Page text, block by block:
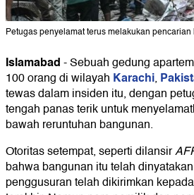
Petugas penyelamat terus melakukan
Islamabad-Sebuah gedung
100 orang di wilayah Karachi,
tewas dalam insiden itu, dengan
tengah panas terik untuk
bawah reruntuhan bangunan.
Otoritas setempat, seperti dilansir
bahwa bangunan itu telah
penggusuran telah dikirimkan